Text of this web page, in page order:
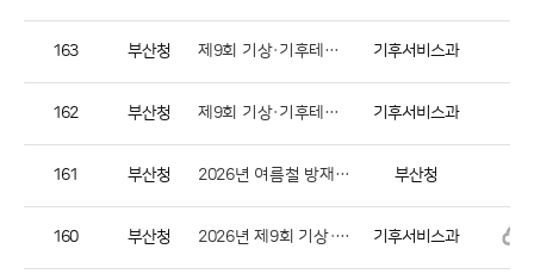
163 부산청 제9회 기상·기후테크 창업 아이디어 공모전 최종결과 공지 기후서비스과
162 부산청 제9회 기상·기후테크 창업 아이디어 공모전 서류심사 결과 공지 및 발표심사 안내 기후서비스과
161 부산청 2026년 여름철 방재기상정책 시행 알림 부산청
160 부산청 2026년 제9회 기상·기후테크 창업 아이디어 공모전 개최 알림 기후서비스과